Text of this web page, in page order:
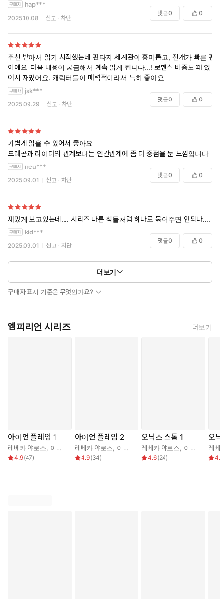
hap***
2025.10.08 신고 차단
댓글0 0
추천 받아서 읽기 시작했는데 판타지 세계관이 흥미롭고, 전개가 빠른 편
이에요. 다음 내용이 궁금해서 계속 읽게 됩니다...! 로맨스 비중도 꽤 있
어서 재밌어요. 캐릭터들이 매력적이라서 특히 좋아요
jsk***
2025.09.29 신고 차단
댓글0 0
가볍게 읽을 수 있어서 좋아요
드래곤과 라이더의 관계보다는 인간관계에 좀 더 중점을 둔 느낌입니다
neu***
2025.09.01 신고 차단
댓글0 0
재밌게 보고있는데.... 시리즈 다른 책들처럼 하나로 묶어주면 안되나....
kid***
2025.09.01 신고 차단
댓글0 0
더보기
구매자 표시 기준은 무엇인가요?
엠피리언 시리즈 더보기
아이언 플레임 1
레베카 야로스 이수현
4.9(47)
아이언 플레임 2
레베카 야로스 이수현
4.9(34)
오닉스 스톰 1
레베카 야로스 이수현
4.6(24)
오
레